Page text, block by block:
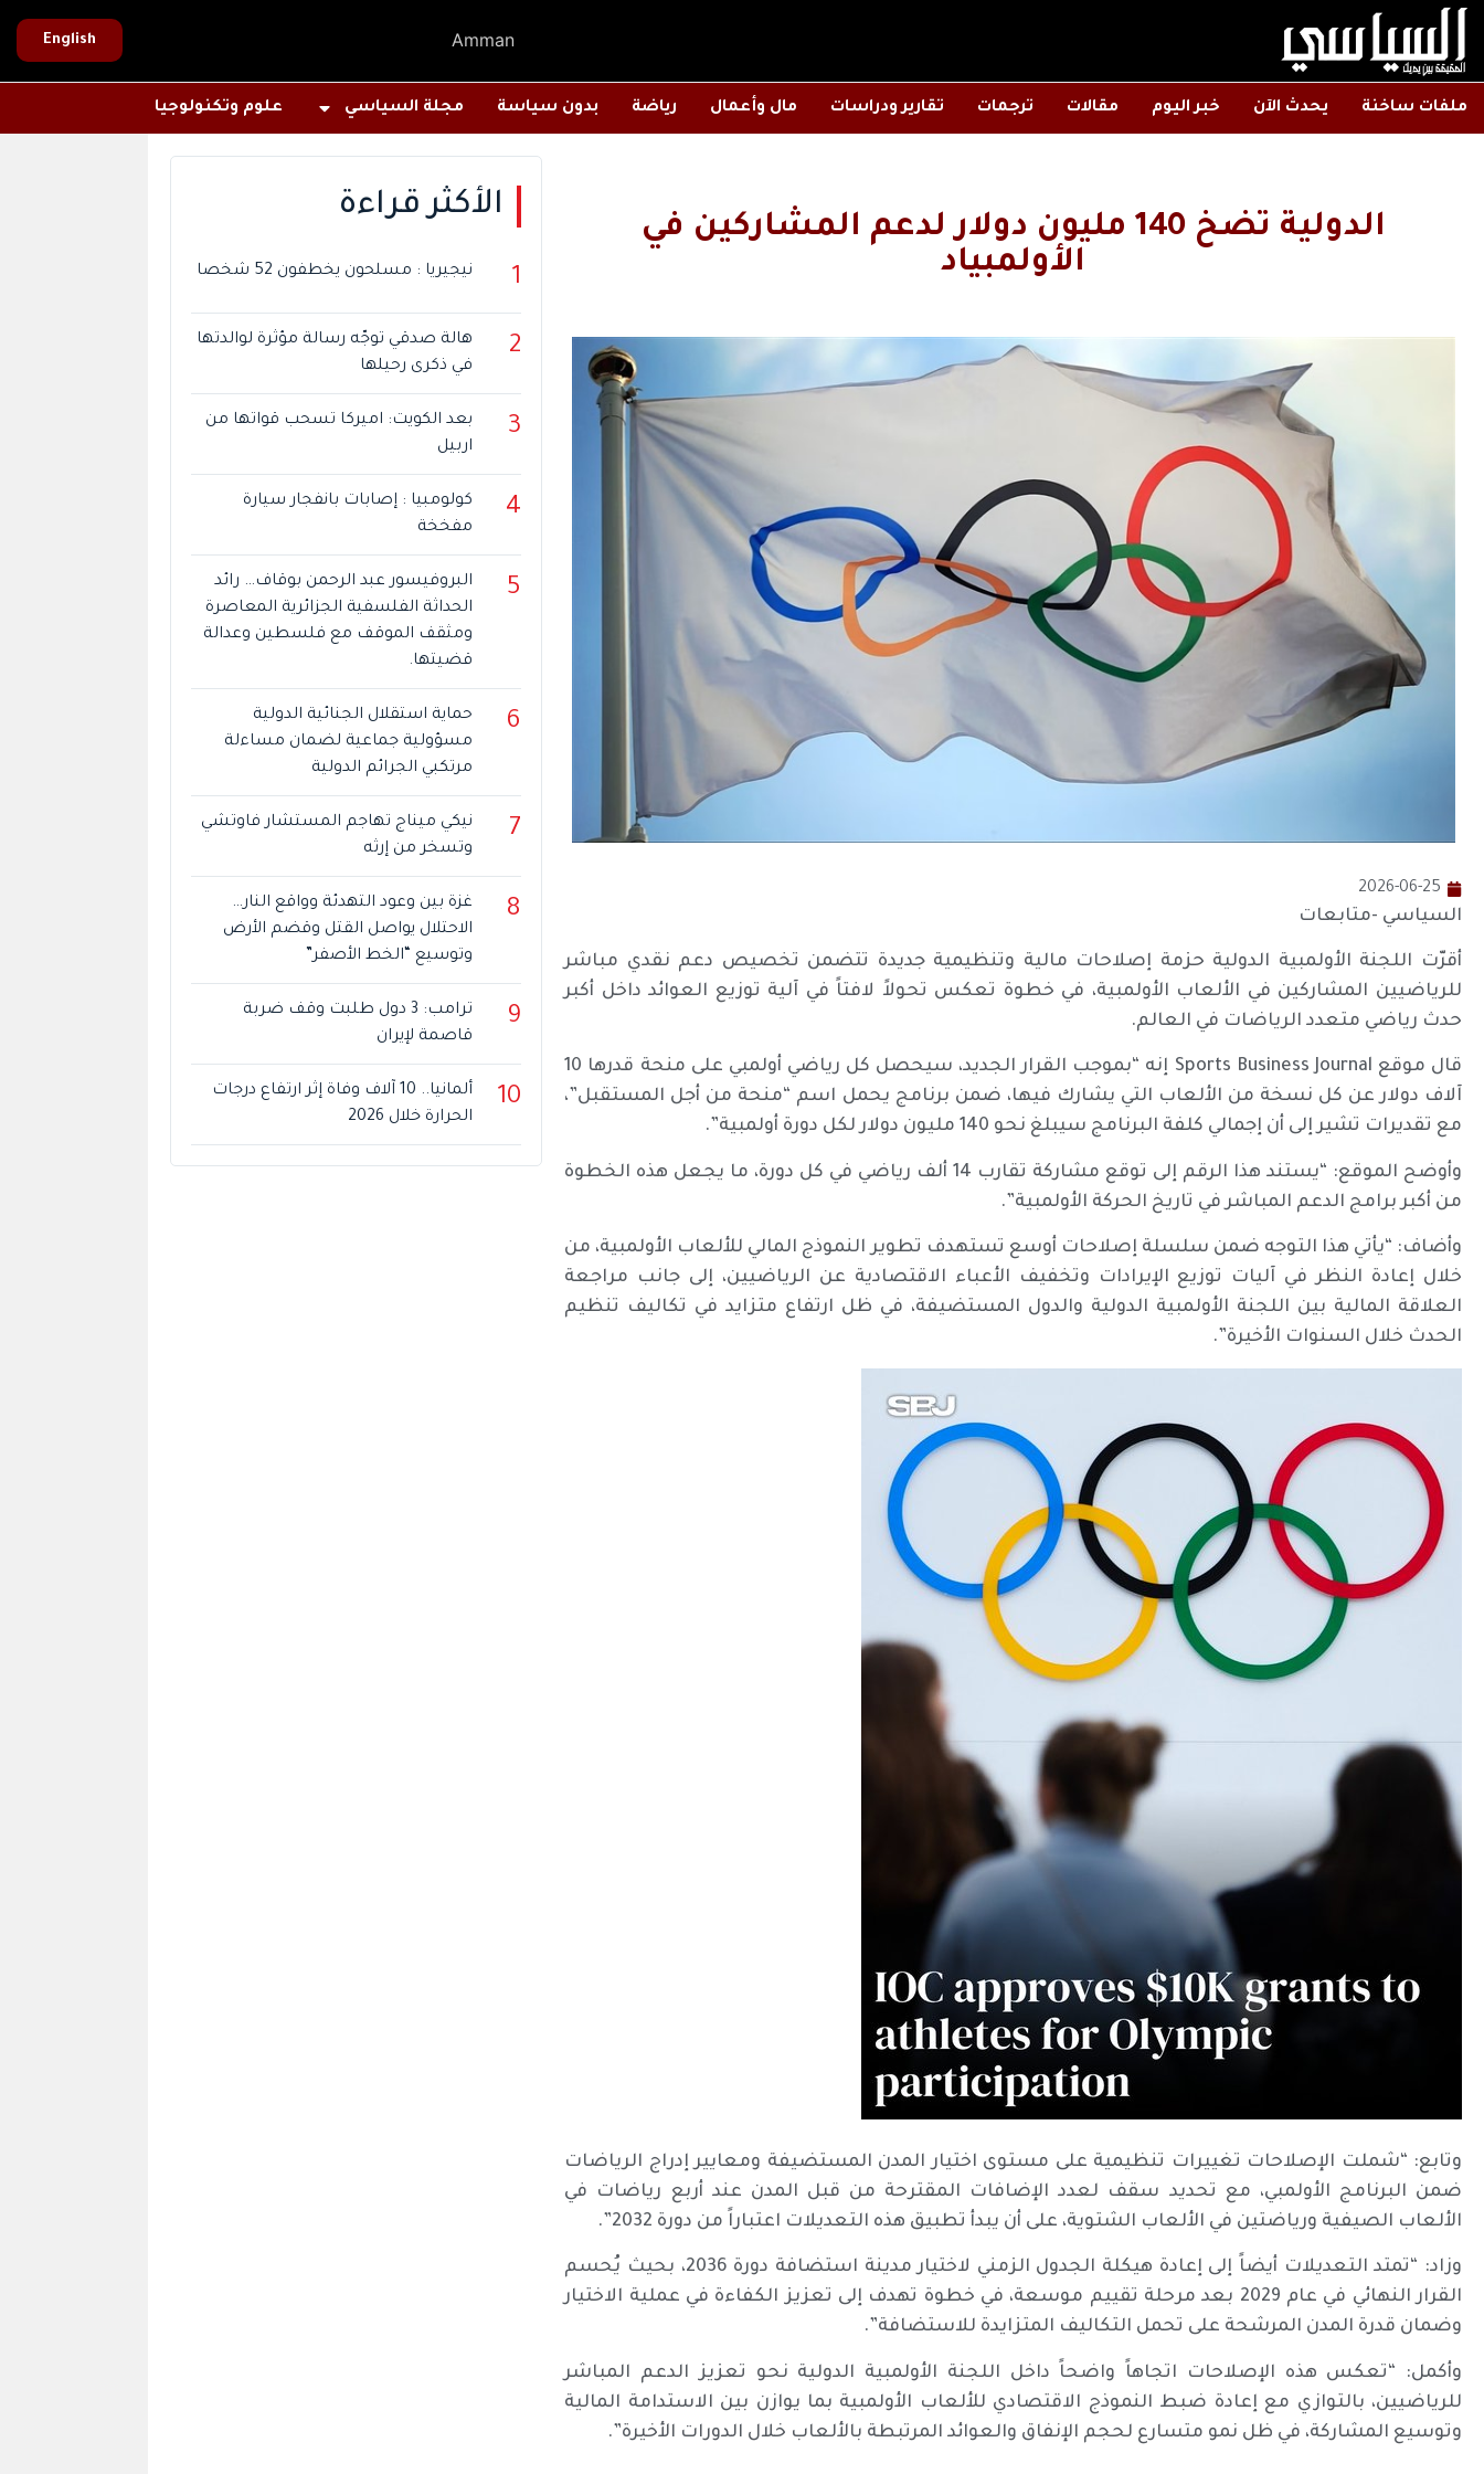
Amman
English
ملفات ساخنة يحدث الآن خبر اليوم مقالات ترجمات تقارير ودراسات مال وأعمال رياضة بدون سياسة مجلة السياسي علوم وتكنولوجيا
الدولية تضخ 140 مليون دولار لدعم المشاركين في
الأولمبياد
2026-06-25
السياسي -متابعات
أقرّت اللجنة الأولمبية الدولية حزمة إصلاحات مالية وتنظيمية جديدة تتضمن تخصيص دعم نقدي مباشر
للرياضيين المشاركين في الألعاب الأولمبية، في خطوة تعكس تحولاً لافتاً في آلية توزيع العوائد داخل أكبر
حدث رياضي متعدد الرياضات في العالم.
قال موقع Sports Business Journal إنه “بموجب القرار الجديد، سيحصل كل رياضي أولمبي على منحة قدرها 10
آلاف دولار عن كل نسخة من الألعاب التي يشارك فيها، ضمن برنامج يحمل اسم “منحة من أجل المستقبل”،
مع تقديرات تشير إلى أن إجمالي كلفة البرنامج سيبلغ نحو 140 مليون دولار لكل دورة أولمبية”.
وأوضح الموقع: “يستند هذا الرقم إلى توقع مشاركة تقارب 14 ألف رياضي في كل دورة، ما يجعل هذه الخطوة
من أكبر برامج الدعم المباشر في تاريخ الحركة الأولمبية”.
وأضاف: “يأتي هذا التوجه ضمن سلسلة إصلاحات أوسع تستهدف تطوير النموذج المالي للألعاب الأولمبية، من
خلال إعادة النظر في آليات توزيع الإيرادات وتخفيف الأعباء الاقتصادية عن الرياضيين، إلى جانب مراجعة
العلاقة المالية بين اللجنة الأولمبية الدولية والدول المستضيفة، في ظل ارتفاع متزايد في تكاليف تنظيم
الحدث خلال السنوات الأخيرة”.
وتابع: “شملت الإصلاحات تغييرات تنظيمية على مستوى اختيار المدن المستضيفة ومعايير إدراج الرياضات
ضمن البرنامج الأولمبي، مع تحديد سقف لعدد الإضافات المقترحة من قبل المدن عند أربع رياضات في
الألعاب الصيفية ورياضتين في الألعاب الشتوية، على أن يبدأ تطبيق هذه التعديلات اعتباراً من دورة 2032”.
وزاد: “تمتد التعديلات أيضاً إلى إعادة هيكلة الجدول الزمني لاختيار مدينة استضافة دورة 2036، بحيث يُحسم
القرار النهائي في عام 2029 بعد مرحلة تقييم موسعة، في خطوة تهدف إلى تعزيز الكفاءة في عملية الاختيار
وضمان قدرة المدن المرشحة على تحمل التكاليف المتزايدة للاستضافة”.
وأكمل: “تعكس هذه الإصلاحات اتجاهاً واضحاً داخل اللجنة الأولمبية الدولية نحو تعزيز الدعم المباشر
للرياضيين، بالتوازي مع إعادة ضبط النموذج الاقتصادي للألعاب الأولمبية بما يوازن بين الاستدامة المالية
وتوسيع المشاركة، في ظل نمو متسارع لحجم الإنفاق والعوائد المرتبطة بالألعاب خلال الدورات الأخيرة”.
الأكثر قراءة
1 نيجيريا : مسلحون يخطفون 52 شخصا
2
هالة صدقي توجّه رسالة مؤثرة لوالدتها
في ذكرى رحيلها
3
بعد الكويت: اميركا تسحب قواتها من
اربيل
4
كولومبيا : إصابات بانفجار سيارة
مفخخة
5
البروفيسور عبد الرحمن بوقاف… رائد
الحداثة الفلسفية الجزائرية المعاصرة
ومثقف الموقف مع فلسطين وعدالة
قضيتها.
6
حماية استقلال الجنائية الدولية
مسؤولية جماعية لضمان مساءلة
مرتكبي الجرائم الدولية
7
نيكي ميناج تهاجم المستشار فاوتشي
وتسخر من إرثه
8
غزة بين وعود التهدئة وواقع النار…
الاحتلال يواصل القتل وقضم الأرض
وتوسيع “الخط الأصفر”
9
ترامب: 3 دول طلبت وقف ضربة
قاصمة لإيران
10
ألمانيا.. 10 آلاف وفاة إثر ارتفاع درجات
الحرارة خلال 2026